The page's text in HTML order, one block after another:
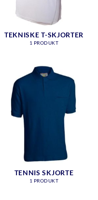
TEKNISKE T-SKJORTER
1 PRODUKT
TENNIS SKJORTE
1 PRODUKT